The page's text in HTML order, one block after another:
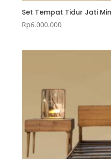
Set Tempat Tidur Jati
Rp6.000.000